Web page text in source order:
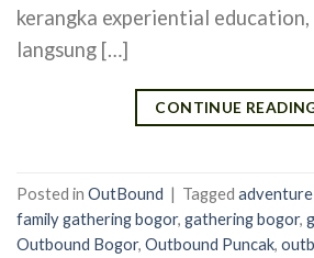
kerangka experiential education,
langsung […]
CONTINUE
Posted in OutBound | Tagged
family gathering bogor, gathering bogor,
Outbound Bogor, Outbound Puncak,